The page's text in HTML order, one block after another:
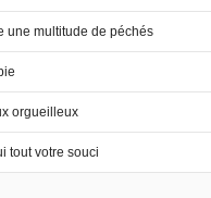
une multitude de péchés
orgueilleux
tout votre souci